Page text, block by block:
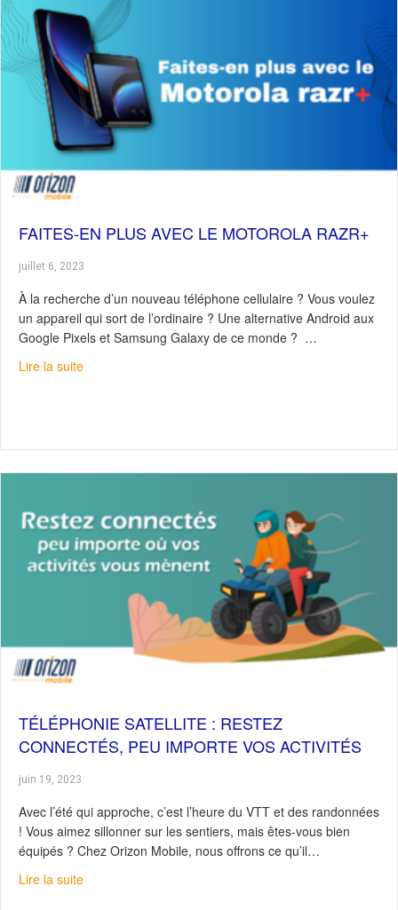
FAITES-EN PLUS AVEC LE MOTOROLA RAZR+
juillet 6, 2023
À la recherche d’un nouveau téléphone cellulaire ? Vous voulez
un appareil qui sort de l’ordinaire ? Une alternative Android aux
Google Pixels et Samsung Galaxy de ce monde ? …
Lire la suiteabout Faites-en plus avec le Motorola Razr+
TÉLÉPHONIE SATELLITE : RESTEZ
CONNECTÉS, PEU IMPORTE VOS ACTIVITÉS
juin 19, 2023
Avec l’été qui approche, c’est l’heure du VTT et des randonnées
! Vous aimez sillonner sur les sentiers, mais êtes-vous bien
équipés ? Chez Orizon Mobile, nous offrons ce qu’il…
Lire la suiteabout Téléphonie satellite : Restez connectés, peu